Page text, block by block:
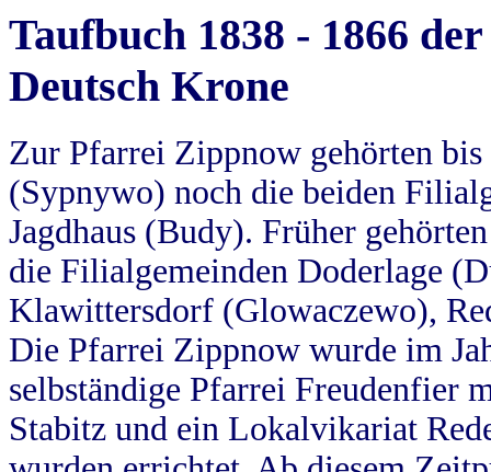
Taufbuch 1838 - 1866
Deutsch Krone
Zur Pfarrei Zippnow gehörten
(Sypnywo) noch die beiden
Jagdhaus (Budy). Früher
die Filialgemeinden Doderlage
Klawittersdorf (Glowaczewo),
Die Pfarrei Zippnow wurde im
selbständige Pfarrei Freudenfier
Stabitz und ein Lokalvikariat